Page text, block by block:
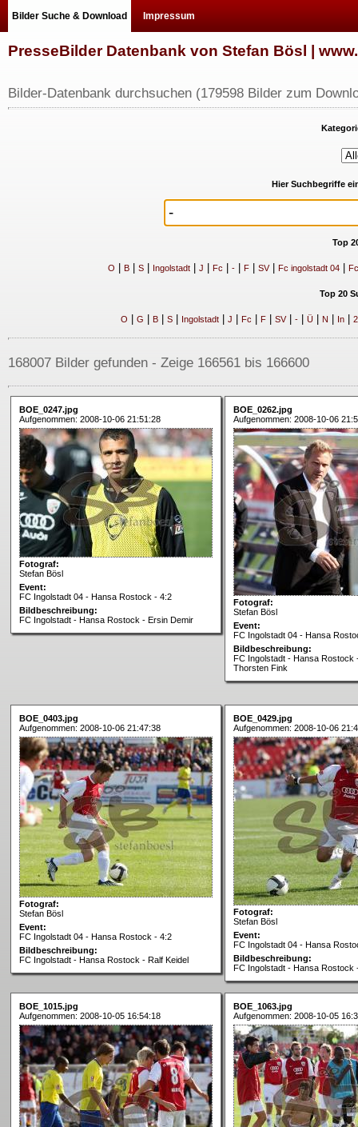
Bilder Suche & Download Impressum
PresseBilder Datenbank von Stefan Bösl |
Bilder-Datenbank durchsuchen (179598 Bilder zum
Hier Suchbegriffe
Top
O B| S| Ingolstadt| J Fc -| F| SV| Fc ingolstadt 04|
Top 20
O G B| S| Ingolstadt| J Fc F| SV| -| Ü| N In| 2
168007 Bilder gefunden - Zeige 166561 bis 166600
BOE_0247.jpg
Aufgenommen: 2008-10-06 21:51:28
Fotograf:
Stefan Bösl
Event:
FC Ingolstadt 04 - Hansa Rostock - 4:2
Bildbeschreibung:
FC Ingolstadt - Hansa Rostock - Ersin Demir
BOE_0262.jpg
Aufgenommen: 2008-10-06
Fotograf:
Stefan Bösl
Event:
FC Ingolstadt 04 - Hansa
Bildbeschreibung:
FC Ingolstadt - Hansa Rostock
Thorsten Fink
BOE_0403.jpg
Aufgenommen: 2008-10-06 21:47:38
Fotograf:
Stefan Bösl
Event:
FC Ingolstadt 04 - Hansa Rostock - 4:2
Bildbeschreibung:
FC Ingolstadt - Hansa Rostock - Ralf Keidel
BOE_0429.jpg
Aufgenommen: 2008-10-06
Fotograf:
Stefan Bösl
Event:
FC Ingolstadt 04 - Hansa
Bildbeschreibung:
FC Ingolstadt - Hansa Rostock
BOE_1015.jpg
Aufgenommen: 2008-10-05 16:54:18
BOE_1063.jpg
Aufgenommen: 2008-10-05